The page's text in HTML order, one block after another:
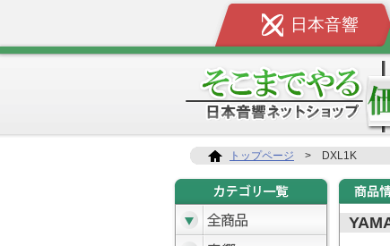
日本音響
トップページ > DXL1K